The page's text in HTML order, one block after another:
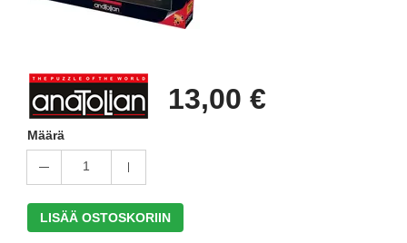
13,00 €
Määrä
1
LISÄÄ OSTOSKORIIN